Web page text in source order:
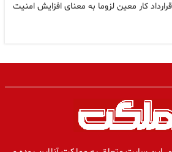
کار معین لزوما به معنای افزایش امنیت